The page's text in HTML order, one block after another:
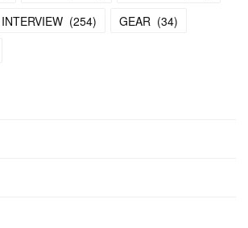
INTERVIEW (254) GEAR (34)